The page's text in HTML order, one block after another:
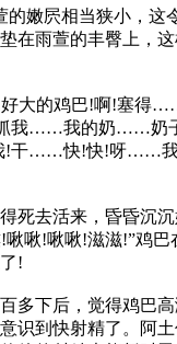
嫩屄相当狭小，这
在雨萱的丰臀上，
的鸡巴!啊!塞得
我……我的奶……奶
!干……快!快!呀……
去活来，昏昏沉沉
啾!啾啾!滋滋!”鸡巴
!
下后，觉得鸡巴高
识到快射精了。阿